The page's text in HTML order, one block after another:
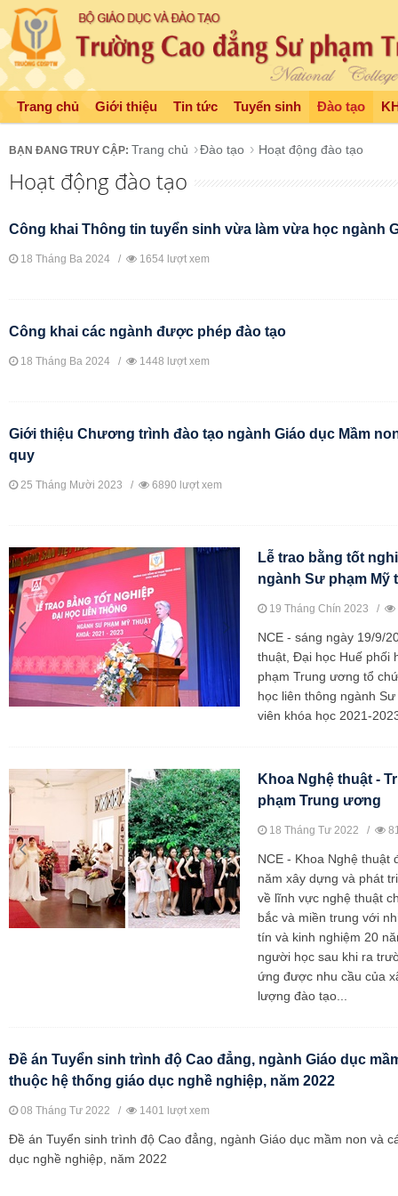
Trang chủ Giới thiệu Tin tức Tuyển sinh Đào tạo
Trang chủ Đào tạo Hoạt động đào tạo
Hoạt động đào tạo
Công khai Thông tin tuyển sinh vừa làm vừa học ngành
18 Tháng Ba 2024 / 1654 lượt xem
Công khai các ngành được phép đào tạo
18 Tháng Ba 2024 / 1448 lượt xem
Giới thiệu Chương trình đào tạo ngành Giáo dục Mầm
quy
25 Tháng Mười 2023 / 6890 lượt xem
Lễ trao bằng tốt
ngành Sư phạm Mỹ
19 Tháng Chín 2023 /
NCE - sáng ngày 19/9/
thuật, Đại học Huế phối
phạm Trung ương tổ
học liên thông ngành
viên khóa học 2021-
Khoa Nghệ thuật -
phạm Trung ương
18 Tháng Tư 2022 /
NCE - Khoa Nghệ thuật
năm xây dựng và phát
về lĩnh vực nghệ thuật
bắc và miền trung với
tín và kinh nghiệm 20
người học sau khi ra
ứng được nhu cầu của
lượng đào tạo...
Đề án Tuyển sinh trình độ Cao đẳng, ngành Giáo dục
thuộc hệ thống giáo dục nghề nghiệp, năm 2022
08 Tháng Tư 2022 / 1401 lượt xem
Đề án Tuyển sinh trình độ Cao đẳng, ngành Giáo dục mầm non và
dục nghề nghiệp, năm 2022